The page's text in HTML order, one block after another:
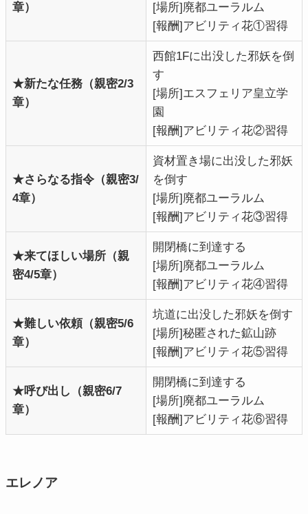
章）
[場所]廃都ユーラルム
[報酬]アビリティ花①習得
★新たな任務（親密2/3
章）
西館1Fに出没した邪妖を倒
す
[場所]エスフェリア皇立学
園
[報酬]アビリティ花②習得
★さらなる指令（親密3/
4章）
資材置き場に出没した邪妖
を倒す
[場所]廃都ユーラルム
[報酬]アビリティ花③習得
★来てほしい場所（親
密4/5章）
開閉橋に到達する
[場所]廃都ユーラルム
[報酬]アビリティ花④習得
★難しい依頼（親密5/6
章）
坑道に出没した邪妖を倒す
[場所]秘匿された鉱山跡
[報酬] アビリティ花⑤習得
★呼び出し（親密6/7
章）
開閉橋に到達する
[場所]廃都ユーラルム
[報酬]アビリティ花⑥習得
エレノア